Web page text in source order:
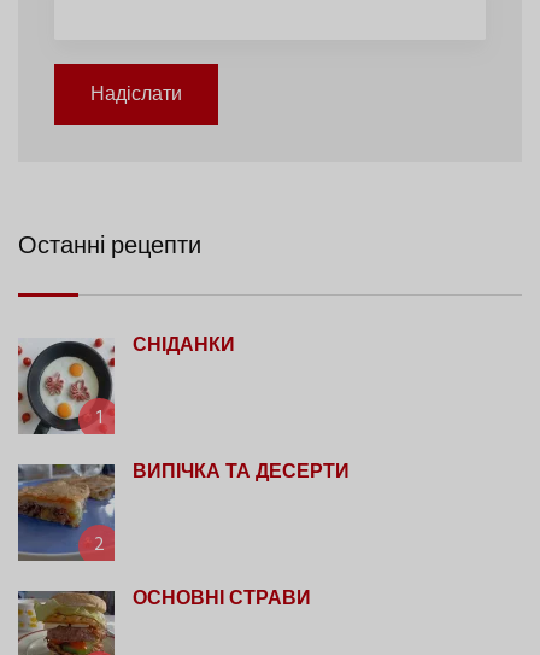
Надіслати
Останні рецепти
1
СНІДАНКИ
2
ВИПІЧКА ТА ДЕСЕРТИ
ОСНОВНІ СТРАВИ